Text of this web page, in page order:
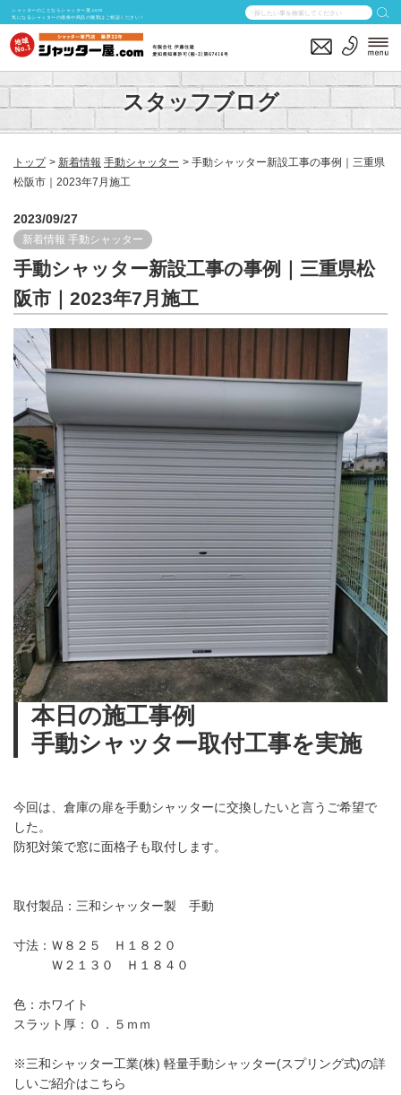
シャッターのことならシャッター屋.com
気になるシャッターの価格や商品の種類はご相談ください！
スタッフブログ
トップ 新着情報 手動シャッター
手動シャッター新設工事の事例｜三重県
松阪市｜2023年7月施工
2023/09/27
新着情報 手動シャッター
手動シャッター新設工事の事例｜三重県松
阪市｜2023年7月施工
本日の施工事例
手動シャッター取付工事を実施
今回は、倉庫の扉を手動シャッターに交換したいと言うご希望で
した。
防犯対策で窓に面格子も取付します。
取付製品：三和シャッター製 手動
寸法：Ｗ８２５ Ｈ１８２０
Ｗ２１３０ Ｈ１８４０
色：ホワイト
スラット厚：０．５ｍｍ
※三和シャッター工業(株) 軽量手動シャッター(スプリング式)の詳
しいご紹介はこちら